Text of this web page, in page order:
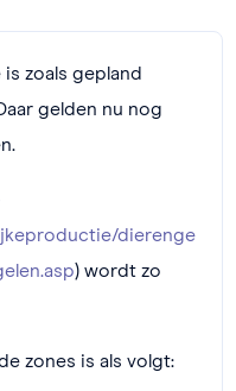
zoals gepland
gelden nu nog
dierenge
) wordt zo
zones is als volgt: